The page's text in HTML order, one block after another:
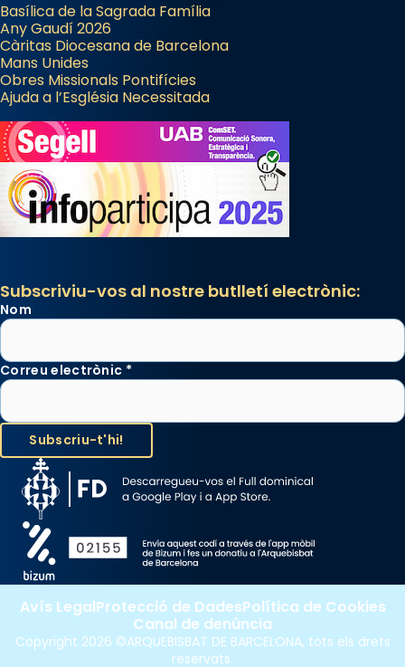
Basílica de la Sagrada Família
Any Gaudí 2026
Càritas Diocesana de Barcelona
Mans Unides
Obres Missionals Pontifícies
Ajuda a l’Església Necessitada
Subscriviu-vos al nostre butlletí electrònic:
Nom
Correu electrònic *
Copyright 2026 ©ARQUEBISBAT DE BARCELONA, tots els drets
reservats.
Avís LegalProtecció de DadesPolítica de Cookies
Canal de denúncia